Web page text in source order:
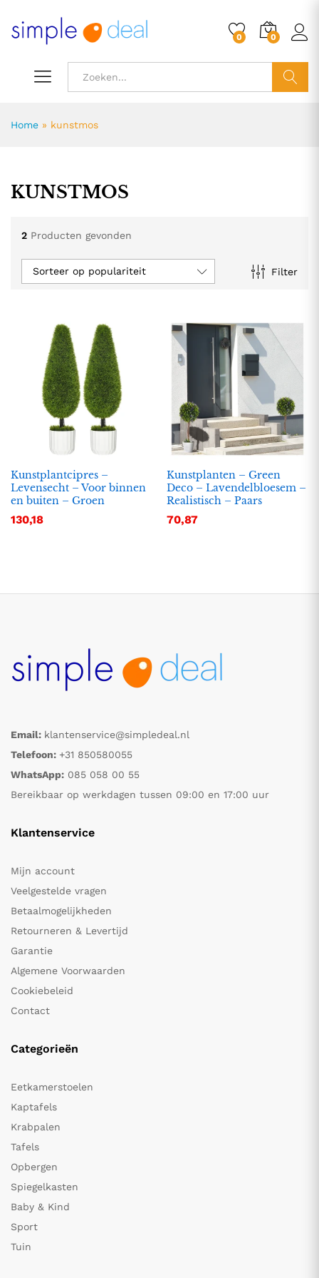
0 0
Home » kunstmos
KUNSTMOS
2 Producten gevonden
Filter
Sorteer op populariteit
Kunstplantcipres –
Levensecht – Voor binnen
en buiten – Groen
130,18
Kunstplanten – Green
Deco – Lavendelbloesem –
Realistisch – Paars
70,87
Email: klantenservice@simpledeal.nl
Telefoon: +31 850580055
WhatsApp: 085 058 00 55
Bereikbaar op werkdagen tussen 09:00 en 17:00 uur
Klantenservice
Mijn account
Veelgestelde vragen
Betaalmogelijkheden
Retourneren & Levertijd
Garantie
Algemene Voorwaarden
Cookiebeleid
Contact
Categorieën
Eetkamerstoelen
Kaptafels
Krabpalen
Tafels
Opbergen
Spiegelkasten
Baby & Kind
Sport
Tuin